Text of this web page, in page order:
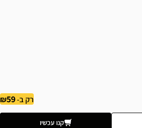
רק ב-59
קנו עכשיו